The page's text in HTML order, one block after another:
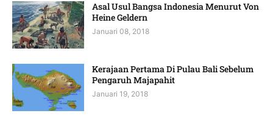
Asal Usul Bangsa Indonesia Menurut Von
Heine Geldern
Januari 08, 2018
Kerajaan Pertama Di Pulau Bali Sebelum
Pengaruh Majapahit
Januari 19, 2018